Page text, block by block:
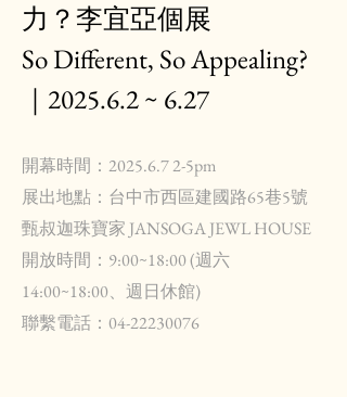
力？李宜亞個展
So Different, So Appealing?
｜2025.6.2 ~ 6.27
開幕時間：2025.6.7 2-5pm
展出地點：台中市西區建國路65巷5號
甄叔迦珠寶家 JANSOGA JEWL HOUSE
開放時間：9:00~18:00 (週六
14:00~18:00、週日休館)
​聯繫電話：04-22230076